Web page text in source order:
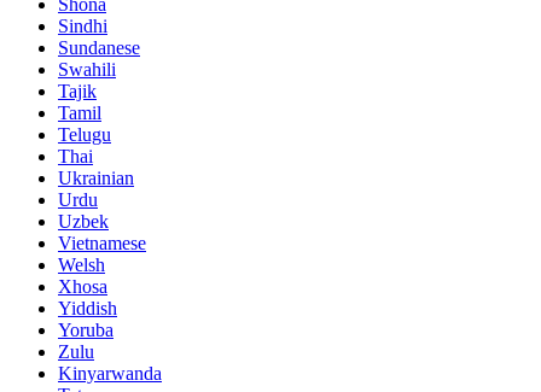
Sindhi
Sundanese
Swahili
Tajik
Tamil
Telugu
Thai
Ukrainian
Urdu
Uzbek
Vietnamese
Welsh
Xhosa
Yiddish
Yoruba
Zulu
Kinyarwanda